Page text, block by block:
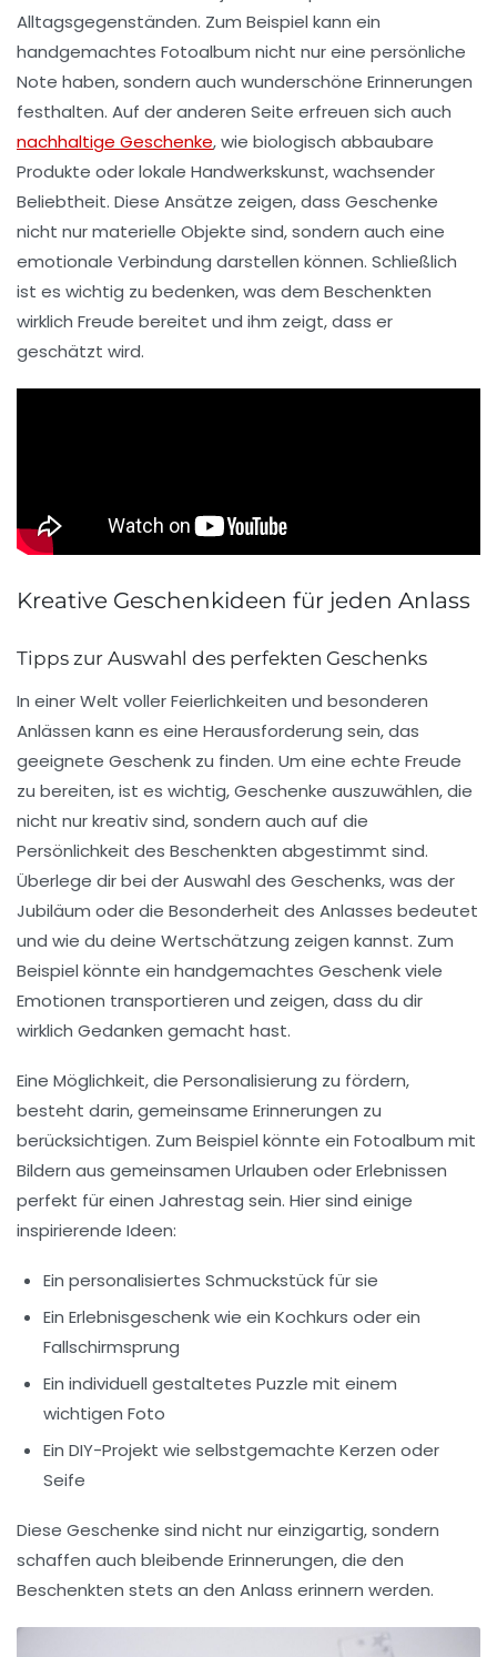
Alltagsgegenständen. Zum Beispiel kann ein
handgemachtes Fotoalbum nicht nur eine persönliche
Note haben, sondern auch wunderschöne Erinnerungen
festhalten. Auf der anderen Seite erfreuen sich auch
nachhaltige Geschenke, wie biologisch abbaubare
Produkte oder lokale Handwerkskunst, wachsender
Beliebtheit. Diese Ansätze zeigen, dass Geschenke
nicht nur materielle Objekte sind, sondern auch eine
emotionale Verbindung darstellen können. Schließlich
ist es wichtig zu bedenken, was dem Beschenkten
wirklich Freude bereitet und ihm zeigt, dass er
geschätzt wird.
Kreative Geschenkideen für jeden Anlass
Tipps zur Auswahl des perfekten Geschenks
In einer Welt vollerFeierlichkeiten und besonderen
Anlässen kann es eine Herausforderung sein, das
geeignete Geschenk zu finden. Um eine echte Freude
zu bereiten, ist es wichtig, Geschenke auszuwählen, die
nicht nur kreativ sind, sondern auch auf die
Persönlichkeit des Beschenkten abgestimmt sind.
Überlege dir bei der Auswahl des Geschenks, was der
Jubiläum oder die Besonderheit des Anlasses bedeutet
und wie du deine Wertschätzung zeigen kannst. Zum
Beispiel könnte ein handgemachtes Geschenkviele
Emotionen transportieren und zeigen, dass du dir
wirklich Gedanken gemacht hast.
Eine Möglichkeit, die Personalisierung zu fördern,
besteht darin,gemeinsame Erinnerungen zu
berücksichtigen. Zum Beispiel könnte ein Fotoalbum mit
Bildern aus gemeinsamen Urlauben oder Erlebnissen
perfekt für einen Jahrestag sein. Hier sind einige
inspirierende Ideen:
Ein personalisiertes Schmuckstück für sie
Ein Erlebnisgeschenk wie ein Kochkurs oder ein
Fallschirmsprung
Ein individuell gestaltetes Puzzle mit einem
wichtigen Foto
Ein DIY-Projekt wie selbstgemachte Kerzen oder
Seife
Diese Geschenke sind nicht nur einzigartig, sondern
schaffen auch bleibende Erinnerungen, die den
Beschenkten stets an den Anlass erinnern werden.